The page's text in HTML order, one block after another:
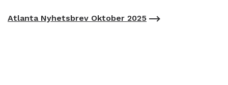
Atlanta Nyhetsbrev Oktober 2025